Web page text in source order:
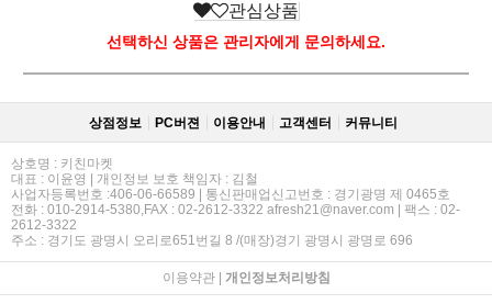
관심상품
선택하신 상품은 관리자에게 문의하세요.
상점정보 PC버젼 이용안내 고객센터 커뮤니티
상호명 : 키친마켓
대표 : 이윤영 | 개인정보 보호 책임자 : 김철
사업자등록번호 :406-06-66589 | 통신판매업신고번호 : 경기광명 제 0465호
전화 : 010-2914-5380,FAX : 02-2612-3322 afresh21@naver.com | 팩스 : 02-
2612-3322
주소 : 경기도 광명시 오리로651번길 8 /(매장)경기 광명시 광명로 696
이용약관| 개인정보처리방침